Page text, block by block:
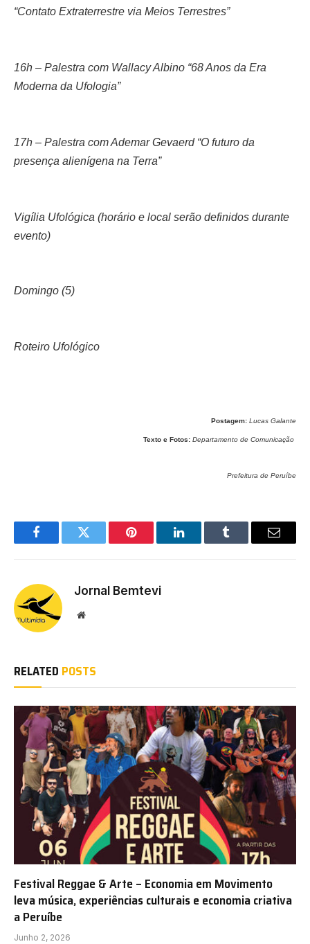
“Contato Extraterrestre via Meios Terrestres”
16h – Palestra com Wallacy Albino “68 Anos da Era
Moderna da Ufologia”
17h – Palestra com Ademar Gevaerd “O futuro da
presença alienígena na Terra”
Vigília Ufológica (horário e local serão definidos durante
evento)
Domingo (5)
Roteiro Ufológico
Postagem: Lucas Galante
Texto e Fotos: Departamento de Comunicação
Prefeitura de Peruíbe
FacebookTwitter Pinterest LinkedInTumblr Email
Jornal Bemtevi
Website
RELATED POSTS
Festival Reggae & Arte – Economia em Movimento
leva música, experiências culturais e economia criativa
a Peruíbe
Junho 2, 2026